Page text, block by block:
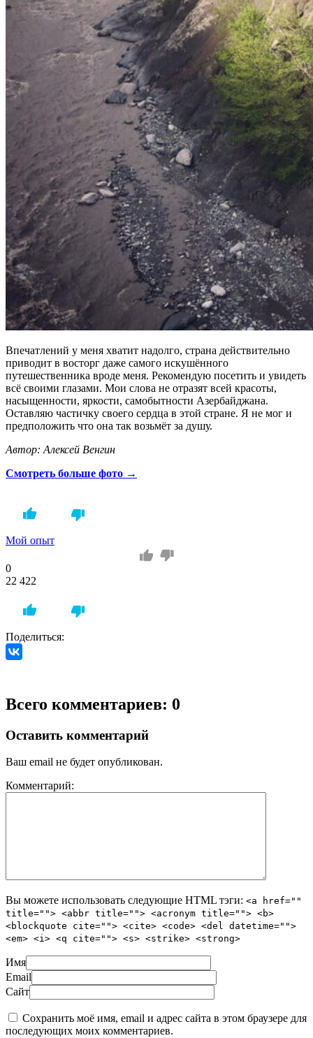
Впечатлений у меня хватит надолго, страна действительно
приводит в восторг даже самого искушённого
путешественника вроде меня. Рекомендую посетить и увидеть
всё своими глазами. Мои слова не отразят всей красоты,
насыщенности, яркости, самобытности Азербайджана.
Оставляю частичку своего сердца в этой стране. Я не мог и
предположить что она так возьмёт за душу.
Автор: Алексей Венгин
Смотреть больше фото →
Мой опыт
0
22 422
Поделиться:
Всего комментариев: 0
Оставить комментарий
Ваш email не будет опубликован.
Комментарий:
Вы можете использовать следующие HTML тэги: <a href=""
title=""> <abbr title=""> <acronym title=""> <b>
<blockquote cite=""> <cite> <code> <del datetime="">
<em> <i> <q cite=""> <s> <strike> <strong>
Имя
Email
Сайт
Сохранить моё имя, email и адрес сайта в этом браузере для
последующих моих комментариев.